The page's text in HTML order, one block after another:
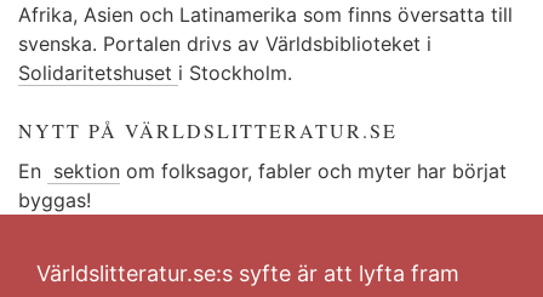
Afrika, Asien och Latinamerika som finns översatta till
svenska. Portalen drivs av Världsbiblioteket i
Solidaritetshuset i Stockholm.
NYTT PÅ VÄRLDSLITTERATUR.SE
En sektion om folksagor, fabler och myter har börjat
byggas!
Världslitteratur.se:s syfte är att lyfta fram